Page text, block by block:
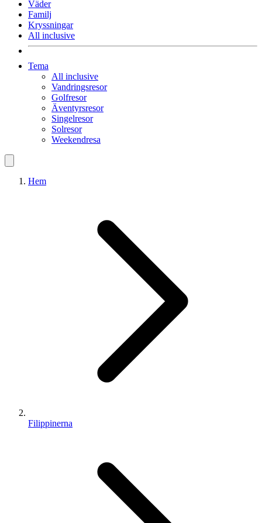
Väder
Familj
Kryssningar
All inclusive
Tema
All inclusive
Vandringsresor
Golfresor
Äventyrsresor
Singelresor
Solresor
Weekendresa
Hem
Filippinerna